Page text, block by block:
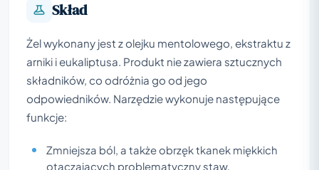
Skład
Żel wykonany jest z olejku mentolowego, ekstraktu z
arniki i eukaliptusa. Produkt nie zawiera sztucznych
składników, co odróżnia go od jego
odpowiedników. Narzędzie wykonuje następujące
funkcje:
Zmniejsza ból, a także obrzęk tkanek miękkich
otaczających problematyczny staw.